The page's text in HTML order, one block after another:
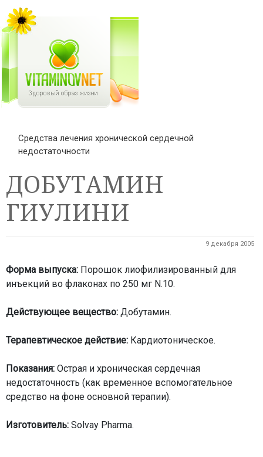
Средства лечения хронической сердечной
недостаточности
ДОБУТАМИН
ГИУЛИНИ
9 декабря 2005
Форма выпуска: Порошок лиофилизированный для
инъекций во флаконах по 250 мг N.10.
Действующее вещество: Добутамин.
Терапевтическое действие: Кардиотоническое.
Показания: Острая и хроническая сердечная
недостаточность (как временное вспомогательное
средство на фоне основной терапии).
Изготовитель: Solvay Pharma.